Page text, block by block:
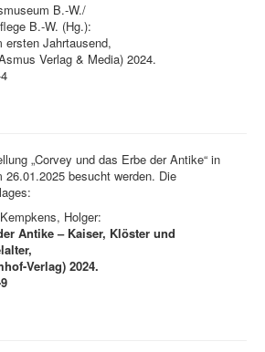
B.-W./
B.-W. (Hg.):
ersten Jahrtausend,
Verlag & Media) 2024.
„Corvey und das Erbe der Antike“ in
26.01.2025 besucht werden. Die
Holger:
Antike – Kaiser, Klöster und
Verlag) 2024.